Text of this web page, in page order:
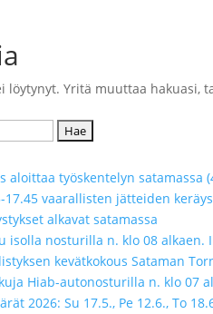
löytynyt. Yritä muuttaa hakuasi,
aloittaa työskentelyn satamassa
17.45 vaarallisten jätteiden
alkavat satamassa
isolla nosturilla n. klo 08
kevätkokous Sataman
Hiab-autonosturilla n. klo 07
2026: Su 17.5., Pe 12.6., To